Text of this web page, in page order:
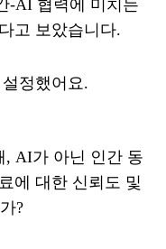
-AI 협력에 미치는
고 보았습니다.
정했어요.
, AI가 아닌 인간 동
에 대한 신뢰도 및
?